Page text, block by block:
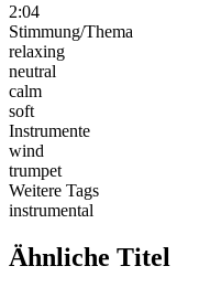
2:04
Stimmung/Thema
relaxing
neutral
calm
soft
Instrumente
wind
trumpet
Weitere Tags
instrumental
Ähnliche Titel